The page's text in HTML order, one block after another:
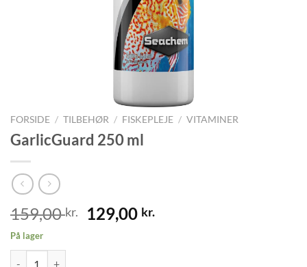
FORSIDE / TILBEHØR / FISKEPLEJE / VITAMINER
GarlicGuard 250 ml
159,00kr.
Den
oprindelige
129,00 kr.Den
På lager